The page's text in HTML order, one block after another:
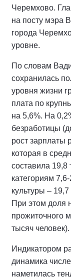
Черемхово.
на посту мэра
города
уровне.
По словам
сохранилась
уровня жизни
плата по
на 5,6%. На
безработицы
рост зарплаты
которая в
составила 19,8
категориям
культуры –
При этом доля
прожиточного
тысяч человек).
Индикатором
динамика
наметилась